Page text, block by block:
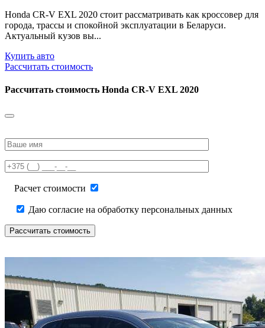
Honda CR-V EXL 2020 стоит рассматривать как кроссовер для
города, трассы и спокойной эксплуатации в Беларуси.
Актуальный кузов вы...
Купить авто
Рассчитать стоимость
Рассчитать стоимость Honda CR-V EXL 2020
leave
field
Расчет стоимости
Даю согласие на обработку персональных данных